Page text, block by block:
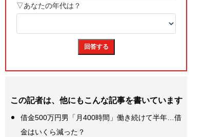
この記者は、他にもこんな記事を書いています
借金500万円男「月400時間」働き続けて半年…借
金はいくら減った？